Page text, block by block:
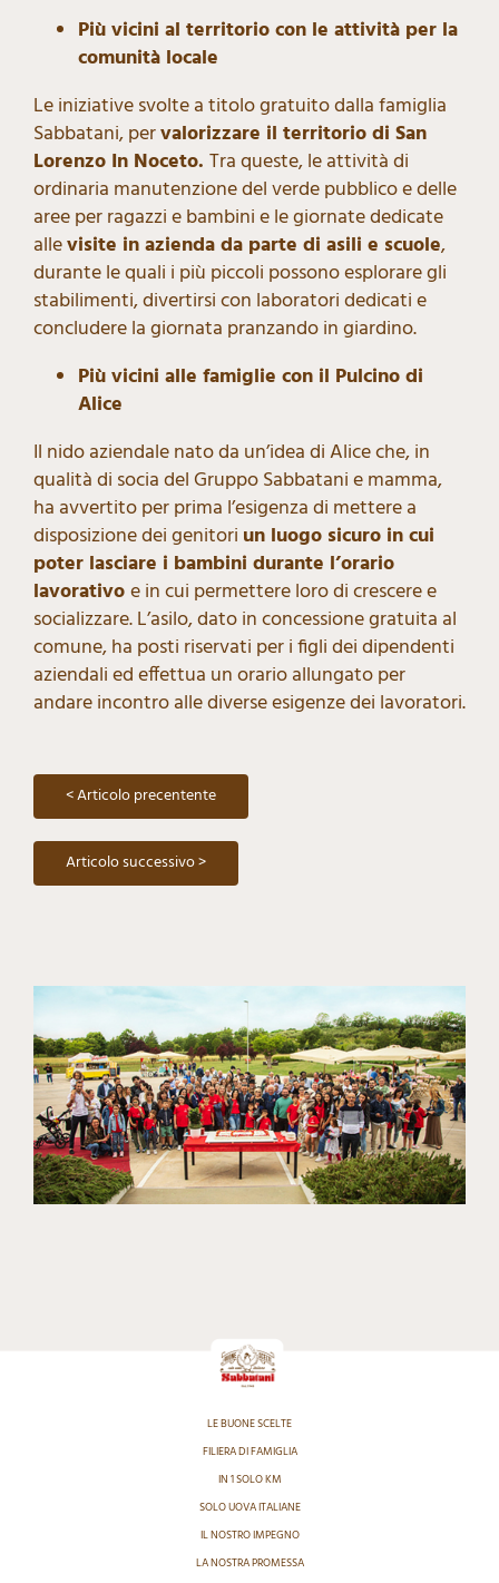
Più vicini al territorio con le attività per la
comunità locale
Le iniziative svolte a titolo gratuito dalla famiglia
Sabbatani, pervalorizzare il territorio di San
Lorenzo In Noceto. Tra queste, le attività di
ordinaria manutenzione del verde pubblico e delle
aree per ragazzi e bambini e le giornate dedicate
allevisite in azienda da parte di asili e scuole,
durante le quali i più piccoli possono esplorare gli
stabilimenti, divertirsi con laboratori dedicati e
concludere la giornata pranzando in giardino.
Più vicini alle famiglie con il Pulcino di
Alice
Il nido aziendale nato da un’idea di Alice che, in
qualità di socia del Gruppo Sabbatani e mamma,
ha avvertito per prima l’esigenza di mettere a
disposizione dei genitori un luogo sicuro in cui
poter lasciare i bambini durante l’orario
lavorativoe in cui permettere loro di crescere e
socializzare. L’asilo, dato in concessione gratuita al
comune, ha posti riservati per i figli dei dipendenti
aziendali ed effettua un orario allungato per
andare incontro alle diverse esigenze dei lavoratori.
< Articolo precentente
Articolo successivo >
LE BUONE SCELTE
FILIERA DI FAMIGLIA
IN 1 SOLO KM
SOLO UOVA ITALIANE
IL NOSTRO IMPEGNO
LA NOSTRA PROMESSA